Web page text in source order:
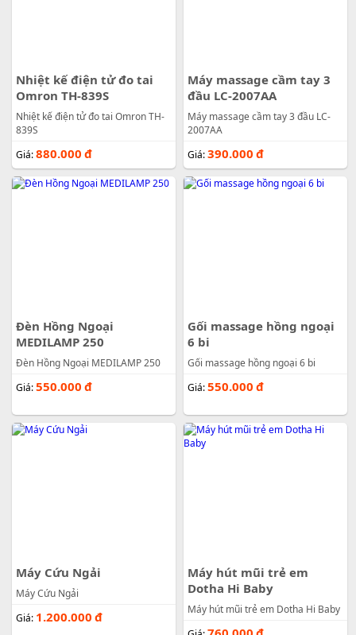
Nhiệt kế điện tử đo tai
Omron TH-839S
Nhiệt kế điện tử đo tai Omron TH-
839S
Giá:880.000 đ
Máy massage cầm tay 3
đầu LC-2007AA
Máy massage cầm tay 3 đầu LC-
2007AA
Giá:390.000 đ
Đèn Hồng Ngoại
MEDILAMP 250
Đèn Hồng Ngoại MEDILAMP 250
Giá:550.000 đ
Gối massage hồng ngoại
6 bi
Gối massage hồng ngoại 6 bi
Giá:550.000 đ
Máy Cứu Ngải
Máy Cứu Ngải
Giá: 1.200.000 đ
Máy hút mũi trẻ em
Dotha Hi Baby
Máy hút mũi trẻ em Dotha Hi Baby